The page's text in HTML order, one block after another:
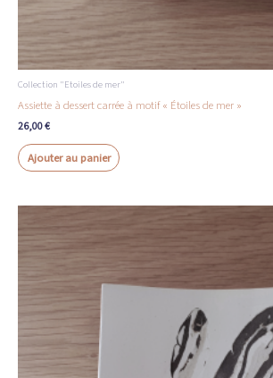
Collection "Etoiles de mer"
Assiette à dessert carrée à motif « Étoiles de mer »
26,00€
Ajouter au panier